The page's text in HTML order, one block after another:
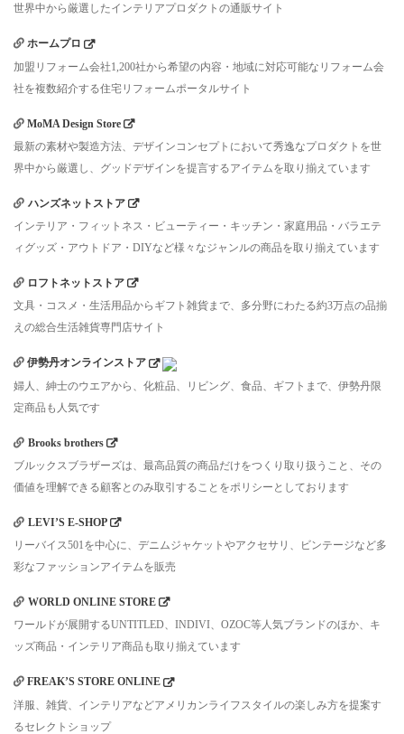
世界中から厳選したインテリアプロダクトの通販サイト
ホームプロ
加盟リフォーム会社1,200社から希望の内容・地域に対応可能なリフォーム会
社を複数紹介する住宅リフォームポータルサイト
MoMA Design Store
最新の素材や製造方法、デザインコンセプトにおいて秀逸なプロダクトを世
界中から厳選し、グッドデザインを提言するアイテムを取り揃えています
ハンズネットストア
インテリア・フィットネス・ビューティー・キッチン・家庭用品・バラエテ
ィグッズ・アウトドア・DIYなど様々なジャンルの商品を取り揃えています
ロフトネットストア
文具・コスメ・生活用品からギフト雑貨まで、多分野にわたる約3万点の品揃
えの総合生活雑貨専門店サイト
伊勢丹オンラインストア
婦人、紳士のウエアから、化粧品、リビング、食品、ギフトまで、伊勢丹限
定商品も人気です
Brooks brothers
ブルックスブラザーズは、最高品質の商品だけをつくり取り扱うこと、その
価値を理解できる顧客とのみ取引することをポリシーとしております
LEVI’S E-SHOP
リーバイス501を中心に、デニムジャケットやアクセサリ、ビンテージなど多
彩なファッションアイテムを販売
WORLD ONLINE STORE
ワールドが展開するUNTITLED、INDIVI、OZOC等人気ブランドのほか、キ
ッズ商品・インテリア商品も取り揃えています
FREAK’S STORE ONLINE
洋服、雑貨、インテリアなどアメリカンライフスタイルの楽しみ方を提案す
るセレクトショップ